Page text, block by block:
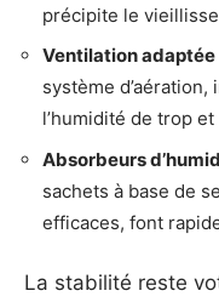
précipite le
Ventilation adaptée
système
l’humidité de trop
Absorbeurs
sachets à base de
efficaces, font
La stabilité reste